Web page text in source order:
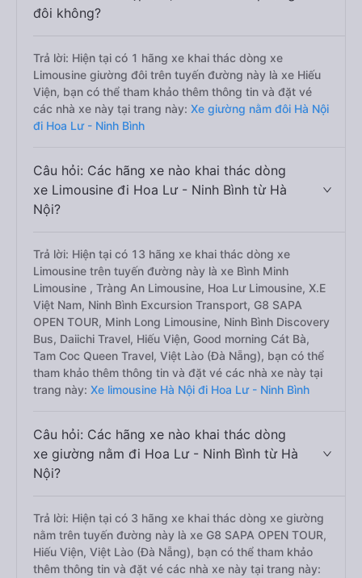
đôi không?
Trả lời: Hiện tại có 1 hãng xe khai thác dòng xe
Limousine giường đôi trên tuyến đường này là xe Hiếu
Viện, bạn có thể tham khảo thêm thông tin và đặt vé
các nhà xe này tại trang này: Xe giường nằm đôi Hà Nội
đi Hoa Lư - Ninh Bình
Câu hỏi: Các hãng xe nào khai thác dòng
xe Limousine đi Hoa Lư - Ninh Bình từ Hà
Nội?
Trả lời: Hiện tại có 13 hãng xe khai thác dòng xe
Limousine trên tuyến đường này là xe Bình Minh
Limousine , Tràng An Limousine, Hoa Lư Limousine, X.E
Việt Nam, Ninh Bình Excursion Transport, G8 SAPA
OPEN TOUR, Minh Long Limousine, Ninh Bình Discovery
Bus, Daiichi Travel, Hiếu Viện, Good morning Cát Bà,
Tam Coc Queen Travel, Việt Lào (Đà Nẵng), bạn có thể
tham khảo thêm thông tin và đặt vé các nhà xe này tại
trang này: Xe limousine Hà Nội đi Hoa Lư - Ninh Bình
Câu hỏi: Các hãng xe nào khai thác dòng
xe giường nằm đi Hoa Lư - Ninh Bình từ Hà
Nội?
Trả lời: Hiện tại có 3 hãng xe khai thác dòng xe giường
nằm trên tuyến đường này là xe G8 SAPA OPEN TOUR,
Hiếu Viện, Việt Lào (Đà Nẵng), bạn có thể tham khảo
thêm thông tin và đặt vé các nhà xe này tại trang này: